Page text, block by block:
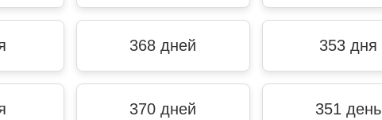
368 дней 353 дня
370 дней 351 день